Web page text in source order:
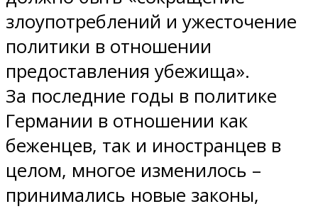
злоупотреблений и ужесточение
политики в отношении
предоставления убежища».
За последние годы в политике
Германии в отношении как
беженцев, так и иностранцев в
целом, многое изменилось –
принимались новые законы,